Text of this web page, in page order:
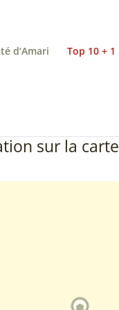
d’Amari Top 10 + 1
sur la carte